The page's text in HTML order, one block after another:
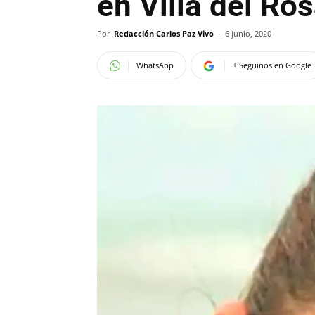
Por Redacción Carlos Paz Vivo - 6 junio, 2020
WhatsApp + Seguinos en Google